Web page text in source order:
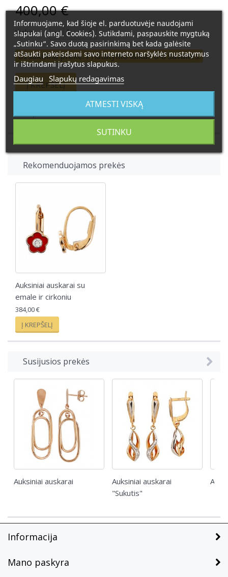
400,00 €
Kiekis:
Užsakoma prekė. Pristatymo laikas 6-8 savaitės.
Į KREPŠELĮ
Rekomenduojamos prekės
Auksiniai auskarai su
emale ir cirkoniu
384,00 €
Į KREPŠELĮ
Susijusios prekės
Auksiniai auskarai
Auksiniai auskarai
"Sukutis"
Informacija
Mano paskyra
Informuojame, kad šioje el. parduotuvėje naudojami
slapukai (angl. Cookies). Sutikdami, paspauskite mygtuką
„Sutinku“. Savo duotą pasirinkimą bet kada galėsite
atšaukti pakeisdami savo interneto naršyklės nustatymus
ir ištrindami įrašytus slapukus.
Daugiau Slapukų redagavimas
ATMESTI VISKĄ
SUTINKU